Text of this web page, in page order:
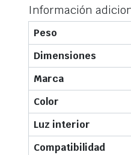
Información
Peso
Dimensiones
Marca
Color
Luz interior
Compatibilidad